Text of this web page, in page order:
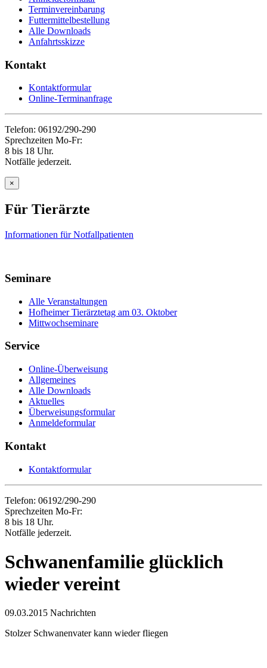
Terminvereinbarung
Futtermittelbestellung
Alle Downloads
Anfahrtsskizze
Kontakt
Kontaktformular
Online-Terminanfrage
Telefon: 06192/290-290
Sprechzeiten Mo-Fr:
8 bis 18 Uhr.
Notfälle jederzeit.
×
Für Tierärzte
Informationen für Notfallpatienten
Seminare
Alle Veranstaltungen
Hofheimer Tierärztetag am 03. Oktober
Mittwochseminare
Service
Online-Überweisung
Allgemeines
Alle Downloads
Aktuelles
Überweisungsformular
Anmeldeformular
Kontakt
Kontaktformular
Telefon: 06192/290-290
Sprechzeiten Mo-Fr:
8 bis 18 Uhr.
Notfälle jederzeit.
Schwanenfamilie glücklich
wieder vereint
09.03.2015 Nachrichten
Stolzer Schwanenvater kann wieder fliegen